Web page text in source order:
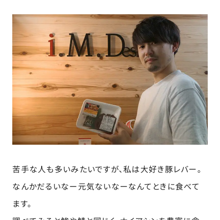
苦手な人も多いみたいですが、私は大好き豚レバー。
なんかだるいなー元気ないなーなんてときに食べて
ます。